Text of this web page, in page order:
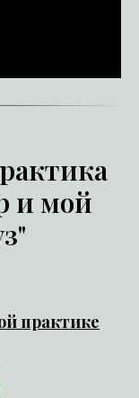
и мой
практике